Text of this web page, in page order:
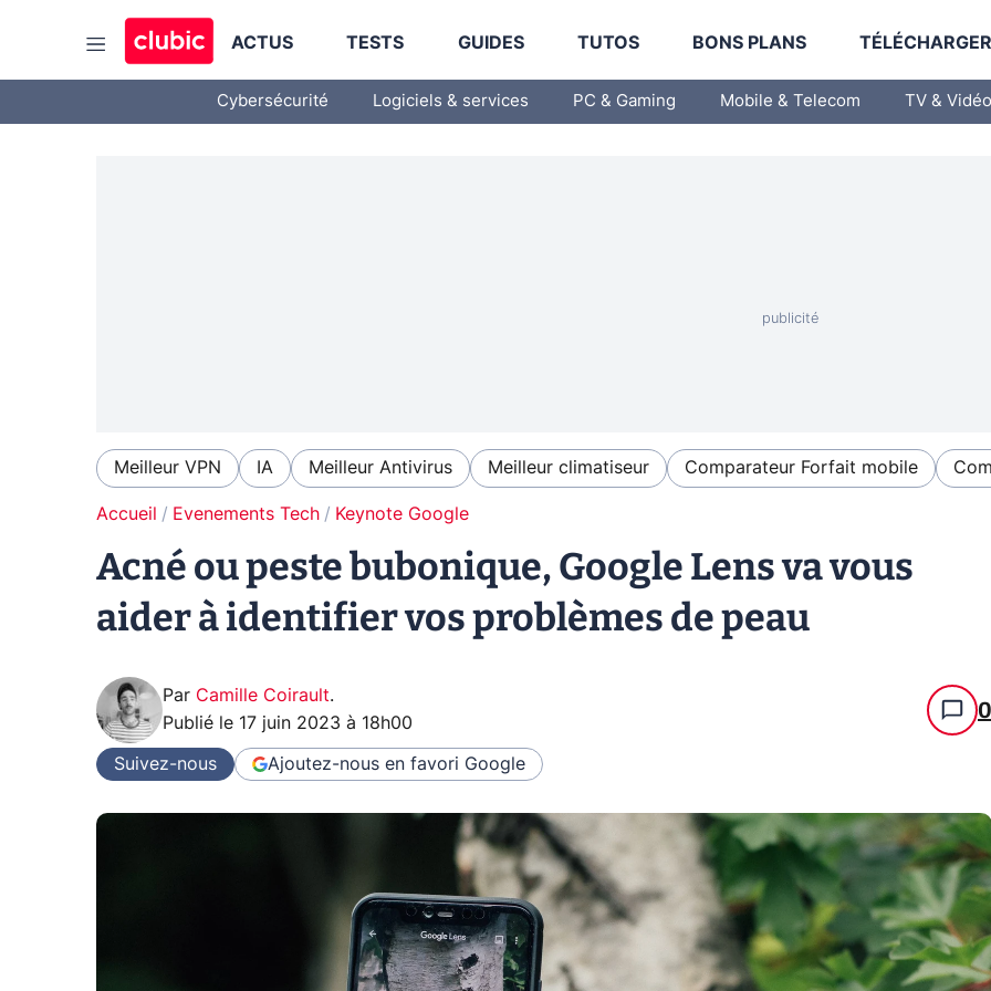
ACTUS TESTS GUIDES TUTOS BONS PLANS
Cybersécurité Logiciels & services PC & Gaming Mobile & Telecom TV & Vidéo
Meilleur VPN IA Meilleur Antivirus Meilleur climatiseur Comparateur Forfait mobile
Accueil Evenements Tech Keynote Google
Acné ou peste bubonique, Google Lens va vous
aider à identifier vos problèmes de peau
Par Camille Coirault.
Publié le 17 juin 2023 à 18h00 0
Suivez-nous Ajoutez-nous en favori Google